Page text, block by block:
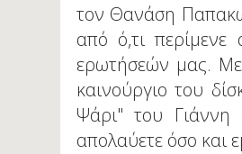
τον Θανάση
από ό,τι
ερωτήσεών μας.
καινούργιο του
Ψάρι" του Γιάννη
απολαύετε όσο και